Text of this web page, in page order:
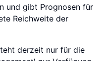
und gibt Prognosen für
Reichweite der
derzeit nur für die